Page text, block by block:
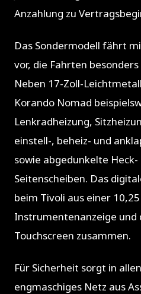
Anzahlung zu
Das Sondermodell fährt
vor, die Fahrten
Neben 17-Zoll-
Korando Nomad
Lenkradheizung,
einstell-, beheiz- und
sowie abgedunkelte
Seitenscheiben. Das
beim Tivoli aus einer
Instrumentenanzeige und
Touchscreen zusammen.
Für Sicherheit sorgt in
engmaschiges Netz aus